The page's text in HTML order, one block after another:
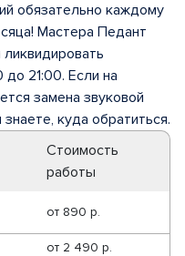
обязательно каждому
Мастера Педант
ликвидировать
21:00. Если на
замена звуковой
куда обратиться.
Стоимость
работы
от 890 р.
от 2 490 р.